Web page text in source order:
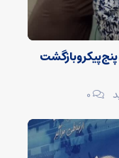
و بازگشت
۰